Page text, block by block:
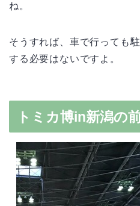
ね。
そうすれば、車で行っても
する必要はないですよ。
トミカ博in新潟の